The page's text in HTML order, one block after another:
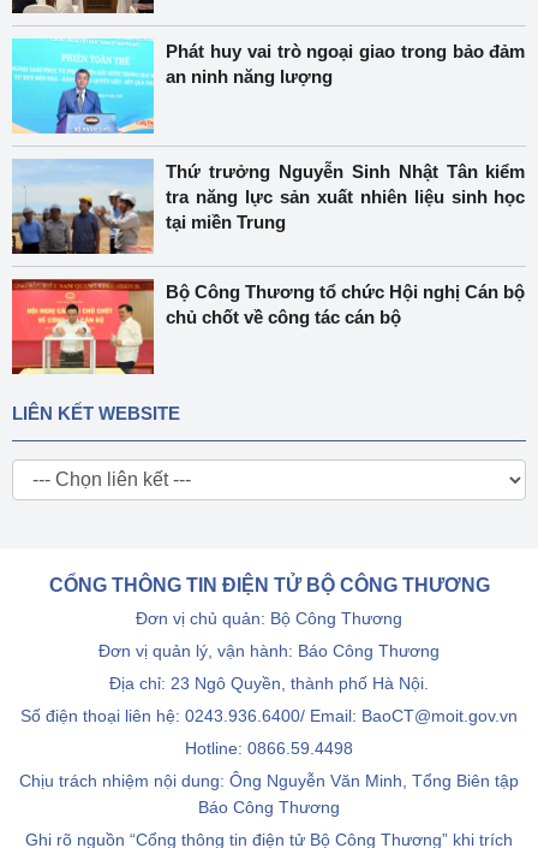
Phát huy vai trò ngoại giao trong bảo đảm
an ninh năng lượng
Thứ trưởng Nguyễn Sinh Nhật Tân kiểm
tra năng lực sản xuất nhiên liệu sinh học
tại miền Trung
Bộ Công Thương tổ chức Hội nghị Cán bộ
chủ chốt về công tác cán bộ
LIÊN KẾT WEBSITE
CỔNG THÔNG TIN ĐIỆN TỬ BỘ CÔNG THƯƠNG
Đơn vị chủ quản: Bộ Công Thương
Đơn vị quản lý, vận hành: Báo Công Thương
Địa chỉ: 23 Ngô Quyền, thành phố Hà Nội.
Số điện thoại liên hệ: 0243.936.6400/ Email: BaoCT@moit.gov.vn
Hotline: 0866.59.4498
Chịu trách nhiệm nội dung: Ông Nguyễn Văn Minh, Tổng Biên tập
Báo Công Thương
Ghi rõ nguồn “Cổng thông tin điện tử Bộ Công Thương” khi trích